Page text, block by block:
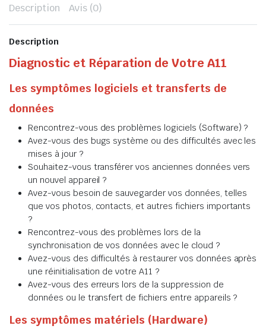
Description Avis (0)
Description
Diagnostic et Réparation de Votre A11
Les symptômes logiciels et transferts de
données
Rencontrez-vous des problèmes logiciels (Software) ?
Avez-vous des bugs système ou des difficultés avec les
mises à jour ?
Souhaitez-vous transférer vos anciennes données vers
un nouvel appareil ?
Avez-vous besoin de sauvegarder vos données, telles
que vos photos, contacts, et autres fichiers importants
?
Rencontrez-vous des problèmes lors de la
synchronisation de vos données avec le cloud ?
Avez-vous des difficultés à restaurer vos données après
une réinitialisation de votre A11 ?
Avez-vous des erreurs lors de la suppression de
données ou le transfert de fichiers entre appareils ?
Les symptômes matériels (Hardware)